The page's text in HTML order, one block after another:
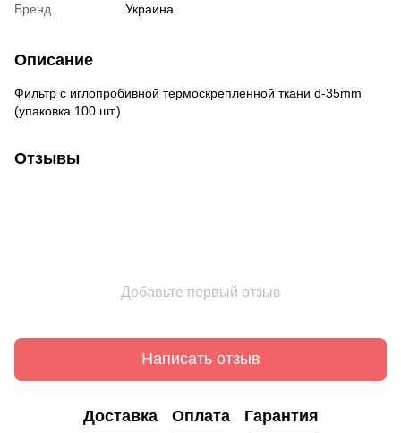
Бренд Украина
Описание
Фильтр с иглопробивной термоскрепленной ткани d-35mm
(упаковка 100 шт.)
Отзывы
Добавьте первый отзыв
Написать отзыв
Доставка Оплата Гарантия